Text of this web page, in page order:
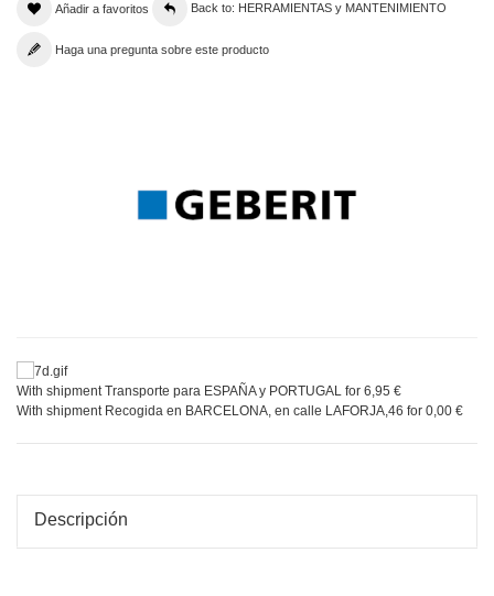
Añadir a favoritos Back to: HERRAMIENTAS y MANTENIMIENTO
Haga una pregunta sobre este producto
With shipment Transporte para ESPAÑA y PORTUGAL for 6,95 €
With shipment Recogida en BARCELONA, en calle LAFORJA,46 for 0,00 €
Descripción